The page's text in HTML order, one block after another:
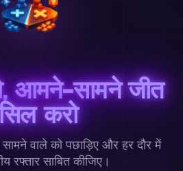
आमने-सामने जीत
करो
वाले को पछाड़िए और हर दौर में
रफ्तार साबित कीजिए।